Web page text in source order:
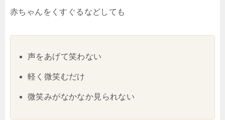
赤ちゃんをくすぐるなどしても
声をあげて笑わない
軽く微笑むだけ
微笑みがなかなか見られない